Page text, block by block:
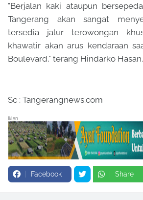
"Berjalan kaki ataupun
Tangerang akan sangat
tersedia jalur terowongan
khawatir akan arus kendaraan
Boulevard," terang Hindarko Hasan.
Sc : Tangerangnews.com
Iklan
Facebook Share